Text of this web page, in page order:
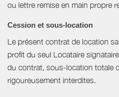
ou lettre remise en main propre
Cession et sous-location
Le présent contrat de location
profit du seul Locataire
du contrat, sous-location totale
rigoureusement interdites.